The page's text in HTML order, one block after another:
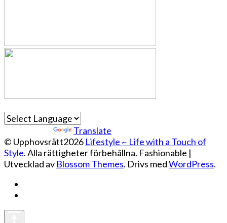
Translate
© Upphovsrätt2026 Lifestyle ~ Life with a Touch of
Style. Alla rättigheter förbehållna. Fashionable |
Utvecklad av Blossom Themes. Drivs medWordPress.